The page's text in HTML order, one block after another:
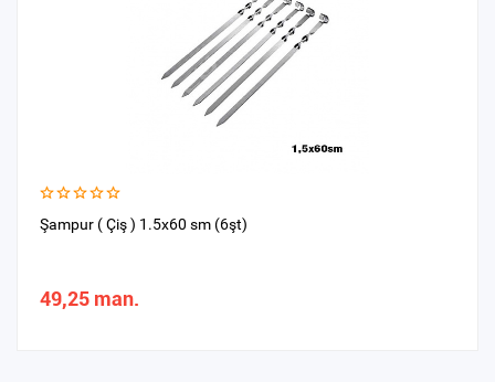
Şampur ( Çiş ) 1.5x60 sm (6şt)
49,25 man.